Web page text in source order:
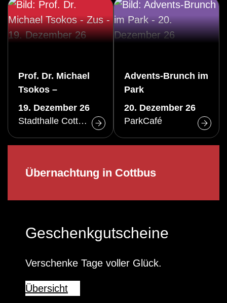
Prof. Dr. Michael
Tsokos –
Zusatzveranstaltun
g
19. Dezember 26
Stadthalle Cottbus
Advents-Brunch im
Park
20. Dezember 26
ParkCafé
Übernachtung in Cottbus
Geschenkgutscheine
Verschenke Tage voller Glück.
Übersicht